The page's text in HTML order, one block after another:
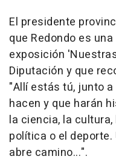
El presidente
que Redondo es
exposición
Diputación y que
"Allí estás tú, junto
hacen y que harán
la ciencia, la
política o el deporte.
abre camino...".